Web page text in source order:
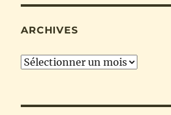
ARCHIVES
Archives